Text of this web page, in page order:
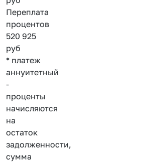
Переплата
процентов
520 925
руб
* платеж
аннуитетный
-
проценты
начисляются
на
остаток
задолженности,
сумма